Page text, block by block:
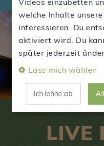
LIVE
Videos einzubetten
welche Inhalte
interessieren. Du
aktiviert wird. Du
später jederzeit
Lass mich wählen
Ich lehne ab